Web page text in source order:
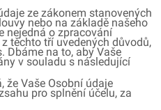
ze zákonem stanovených
nebo na základě našeho
nejedná o zpracování
těchto tří uvedených důvodů,
Dbáme na to, aby Vaše
v souladu s následující
že Vaše Osobní údaje
pro splnění účelu, za